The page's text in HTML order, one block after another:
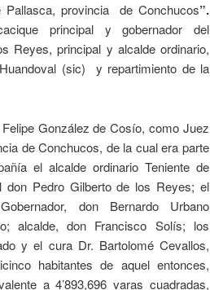
provincia de Conchucos”.
principal y gobernador del
Reyes, principal y alcalde ordinario,
(sic)
y repartimiento de la
González de Cosío, como Juez
de Conchucos, de la cual era parte
el alcalde ordinario Teniente de
don Pedro Gilberto de los Reyes; el
don Bernardo Urbano
alcalde, don Francisco Solís; los
y el cura Dr. Bartolomé Cevallos,
habitantes de aquel entonces,
a 4’893,696 varas cuadradas,